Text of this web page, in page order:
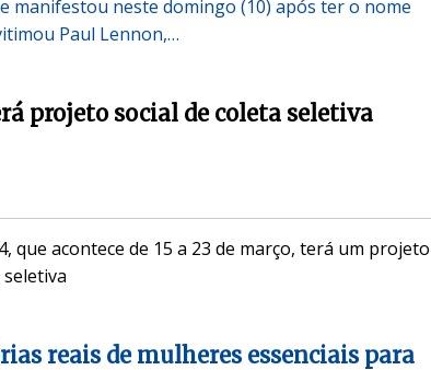
manifestou neste domingo (10) após ter o nome
Paul Lennon,…
projeto social de coleta seletiva
que acontece de 15 a 23 de março, terá um projeto
reais de mulheres essenciais para